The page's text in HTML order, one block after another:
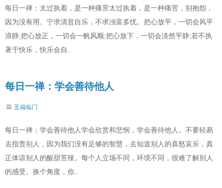
每日一禅：太过执着，是一种痛苦太过执着，是一种痛苦，别抱怨，
因为没有用。宁求清贫自乐，不求浊富多忧。把心放平，一切会风平
浪静;把心放正，一切会一帆风顺;把心放下，一切会淡然平静;若不执
著于快乐，快乐会自..
每日一禅：学会善待他人
五福临门
每日一禅：学会善待他人学会欣赏和悲悯，学会善待他人。不要轻易
去指责别人，因为我们没有足够的智慧，去知道别人的喜怒哀乐，真
正体谅别人的酸甜苦辣。每个人立场不同，环境不同，很难了解别人
的感受。换个角度，你..